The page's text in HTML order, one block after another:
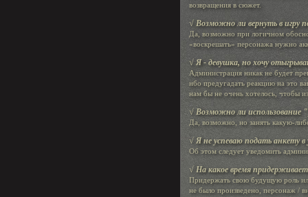
возвращения в сюжет.
√ Возможно ли вернуть в игру
Да, возможно при логичном
«воскрешать» персонажа нужно
√ Я - девушка, но хочу
Администрация никак не будет
ибо предугадать реакцию на это
нам бы не очень хотелось, чтобы
√ Возможно ли использование
Да, возможно, но занять какую-
√ Я не успеваю подать анкету
Об этом следует уведомить
√ На какое время
Придержать свою будущую роль
не было произведено, персонаж /